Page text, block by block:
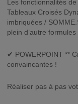
Les fonctionnalités
Tableaux Croisés
imbriquées /
plein d’autre
✔ POWERPOINT **
convaincantes !
Réaliser pas à pas